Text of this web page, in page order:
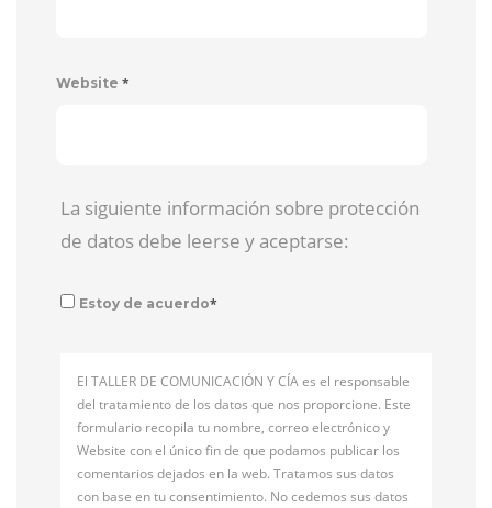
Website *
La siguiente información sobre protección
de datos debe leerse y aceptarse:
Estoy de acuerdo*
El TALLER DE COMUNICACIÓN Y CÍA es el responsable
del tratamiento de los datos que nos proporcione. Este
formulario recopila tu nombre, correo electrónico y
Website con el único fin de que podamos publicar los
comentarios dejados en la web. Tratamos sus datos
con base en tu consentimiento. No cedemos sus datos